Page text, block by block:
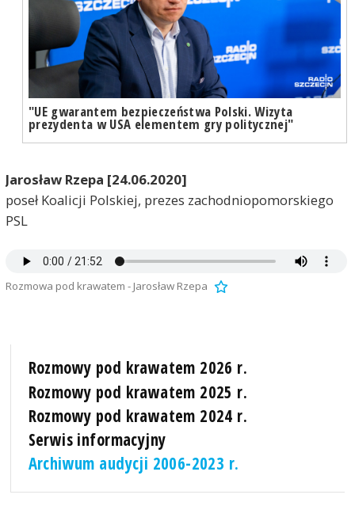
"UE gwarantem bezpieczeństwa Polski. Wizyta
prezydenta w USA elementem gry politycznej"
Jarosław Rzepa [24.06.2020]
poseł Koalicji Polskiej, prezes zachodniopomorskiego
PSL
Rozmowa pod krawatem - Jarosław Rzepa
Rozmowy pod krawatem 2026 r.
Rozmowy pod krawatem 2025 r.
Rozmowy pod krawatem 2024 r.
Serwis informacyjny
Archiwum audycji 2006-2023 r.